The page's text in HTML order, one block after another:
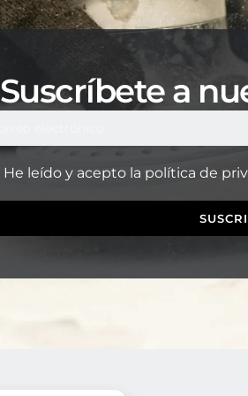
Suscríbete a
He leído y acepto la política de